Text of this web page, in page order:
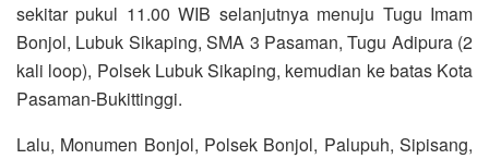
sekitar pukul 11.00 WIB selanjutnya menuju Tugu Imam
Bonjol, Lubuk Sikaping, SMA 3 Pasaman, Tugu Adipura (2
kali loop), Polsek Lubuk Sikaping, kemudian ke batas Kota
Pasaman-Bukittinggi.
Lalu, Monumen Bonjol, Polsek Bonjol, Palupuh, Sipisang,